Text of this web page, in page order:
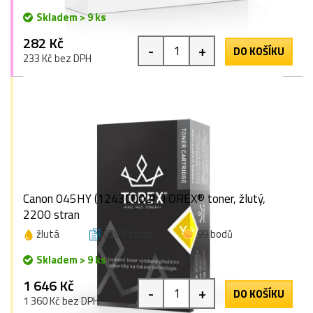
Skladem > 9 ks
282 Kč
233 Kč bez DPH - + DO KOŠÍKU
Canon 045HY (1243C002), TOREX® toner, žlutý,
2200 stran
žlutá 2200 stran
99 bodů
Skladem > 9 ks
1 646 Kč
1 360 Kč bez DPH - + DO KOŠÍKU